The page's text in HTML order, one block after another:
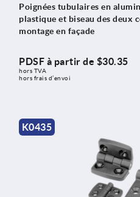
Poignées tubulaires en
plastique et biseau des deux
montage en façade
PDSF à partir de $30.35
hors TVA
hors frais d’envoi
K0435